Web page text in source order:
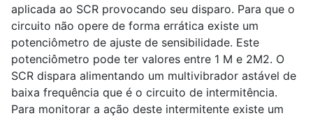
aplicada ao SCR provocando seu disparo. Para que o
circuito não opere de forma errática existe um
potenciômetro de ajuste de sensibilidade. Este
potenciômetro pode ter valores entre 1 M e 2M2. O
SCR dispara alimentando um multivibrador astável de
baixa frequência que é o circuito de intermitência.
Para monitorar a ação deste intermitente existe um